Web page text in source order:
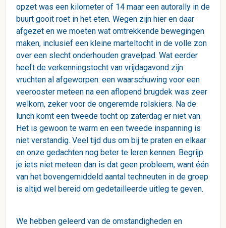
opzet was een kilometer of 14 maar een autorally in de
buurt gooit roet in het eten. Wegen zijn hier en daar
afgezet en we moeten wat omtrekkende bewegingen
maken, inclusief een kleine marteltocht in de volle zon
over een slecht onderhouden gravelpad. Wat eerder
heeft de verkenningstocht van vrijdagavond zijn
vruchten al afgeworpen: een waarschuwing voor een
veerooster meteen na een aflopend brugdek was zeer
welkom, zeker voor de ongeremde rolskiers. Na de
lunch komt een tweede tocht op zaterdag er niet van.
Het is gewoon te warm en een tweede inspanning is
niet verstandig. Veel tijd dus om bij te praten en elkaar
en onze gedachten nog beter te leren kennen. Begrijp
je iets niet meteen dan is dat geen probleem, want één
van het bovengemiddeld aantal techneuten in de groep
is altijd wel bereid om gedetailleerde uitleg te geven.
We hebben geleerd van de omstandigheden en